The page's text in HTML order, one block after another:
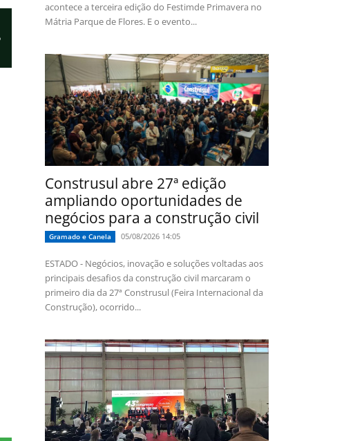
acontece a terceira edição do Festimde Primavera no
Mátria Parque de Flores. E o evento...
Construsul abre 27ª edição
ampliando oportunidades de
negócios para a construção civil
Gramado e Canela 05/08/2026 14:05
ESTADO - Negócios, inovação e soluções voltadas aos
principais desafios da construção civil marcaram o
primeiro dia da 27ª Construsul (Feira Internacional da
Construção), ocorrido...